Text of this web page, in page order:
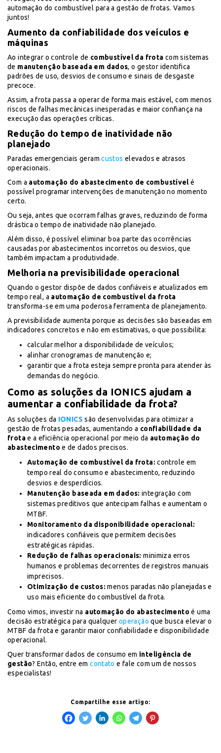
automação do combustível para a gestão de frotas. Vamos
juntos!
Aumento da confiabilidade dos veículos e
máquinas
Ao integrar o controle de combustível da frota com sistemas
de manutenção baseada em dados, o gestor identifica
padrões de uso, desvios de consumo e sinais de desgaste
precoce.
Assim, a frota passa a operar de forma mais estável, com menos
riscos de falhas mecânicas inesperadas e maior confiança na
execução das operações críticas.
Redução do tempo de inatividade não
planejado
Paradas emergenciais geramcustos elevados e atrasos
operacionais.
Com a automação do abastecimento de combustívelé
possível programar intervenções de manutenção no momento
certo.
Ou seja, antes que ocorram falhas graves, reduzindo de forma
drástica o tempo de inatividade não planejado.
Além disso, é possível eliminar boa parte das ocorrências
causadas por abastecimentos incorretos ou desvios, que
também impactam a produtividade.
Melhoria na previsibilidade operacional
Quando o gestor dispõe de dados confiáveis e atualizados em
tempo real, a automação de combustível da frota
transforma-se em uma poderosa ferramenta de planejamento.
A previsibilidade aumenta porque as decisões são baseadas em
indicadores concretos e não em estimativas, o que possibilita:
calcular melhor a disponibilidade de veículos;
alinhar cronogramas de manutenção e;
garantir que a frota esteja sempre pronta para atender às
demandas do negócio.
Como as soluções da IONICS ajudam a
aumentar a confiabilidade da frota?
As soluções da IONICS são desenvolvidas para otimizar a
gestão de frotas pesadas, aumentando a confiabilidade da
frotae a eficiência operacional por meio da automação do
abastecimento e de dados precisos.
Automação de combustível da frota: controle em
tempo real do consumo e abastecimento, reduzindo
desvios e desperdícios.
Manutenção baseada em dados: integração com
sistemas preditivos que antecipam falhas e aumentam o
MTBF.
Monitoramento da disponibilidade operacional:
indicadores confiáveis que permitem decisões
estratégicas rápidas.
Redução de falhas operacionais: minimiza erros
humanos e problemas decorrentes de registros manuais
imprecisos.
Otimização de custos: menos paradas não planejadas e
uso mais eficiente do combustível da frota.
Como vimos, investir na automação do abastecimento é uma
decisão estratégica para qualquer operação que busca elevar o
MTBF da frota e garantir maior confiabilidade e disponibilidade
operacional.
Quer transformar dados de consumo em inteligência de
gestão? Então, entre emcontato e fale com um de nossos
especialistas!
Compartilhe esse artigo: